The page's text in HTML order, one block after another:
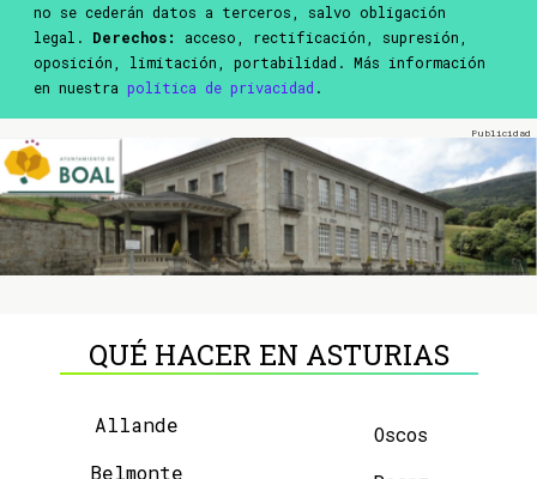
no se cederán datos a terceros, salvo obligación
legal. Derechos:
acceso, rectificación, supresión,
oposición, limitación, portabilidad. Más información
en nuestra política de privacidad .
QUÉ HACER EN ASTURIAS
Allande
Belmonte
Oscos